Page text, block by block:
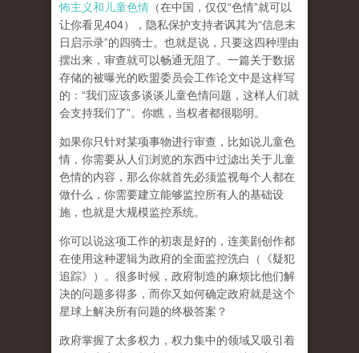
怖主义和儿童色情 （在中国，仅仅“色情”就可以
让你看见404），隐私保护支持者讽其为“信息末
日启示录”的四骑士。也就是说，只要这四种理由
摆出来，审查就可以畅通无阻了。一篇关于数据
存储的被曝光的欧盟委员会工作论文中是这样写
的：“我们应该多谈谈儿童色情问题，这样人们就
会支持我们了”。你瞧，当权者都很聪明。
如果你只针对某项事物进行审查，比如说儿童色
情，你需要从人们浏览的东西中过滤出关于儿童
色情的内容，那么你就首先必须监视每个人都在
做什么，你需要建立能够监控所有人的基础设
施，也就是大规模监控系统。
你可以说这项工作的初衷是好的，连美剧创作都
在使用这种逻辑为政府的全面监控洗白（《疑犯
追踪》）。 很多时候，政府制造的麻烦比他们解
决的问题多得多，而你又如何确定政府就是这个
星球上解决所有问题的终极答案？
政府掌握了太多权力，权力集中的领域又吸引着